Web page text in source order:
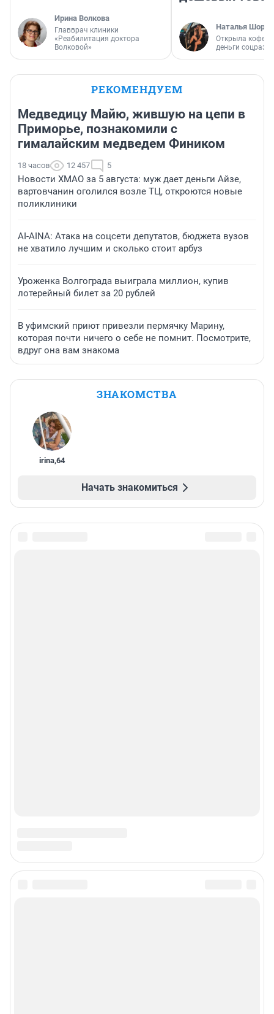
Ирина Волкова
Главврач клиники
«Реабилитация доктора
Волковой»
Наталья
Открыла
деньги
РЕКОМЕНДУЕМ
Медведицу Майю, жившую на цепи в
Приморье, познакомили с
гималайским медведем Фиником
18 часов 12 457 5
Новости ХМАО за 5 августа: муж дает деньги Айзе,
вартовчанин оголился возле ТЦ, откроются новые
поликлиники
AI-AINA: Атака на соцсети депутатов, бюджета вузов
не хватило лучшим и сколько стоит арбуз
Уроженка Волгограда выиграла миллион, купив
лотерейный билет за 20 рублей
В уфимский приют привезли пермячку Марину,
которая почти ничего о себе не помнит. Посмотрите,
вдруг она вам знакома
ЗНАКОМСТВА
irina,64
Начать знакомиться